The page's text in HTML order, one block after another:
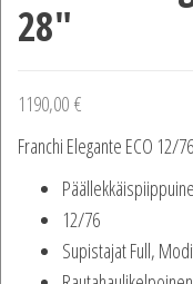
28″
1190,00 €
Franchi Elegante ECO 12/
12/76
Supistajat Full,